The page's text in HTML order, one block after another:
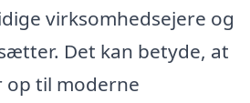
virksomhedsejere og
Det kan betyde, at
op til moderne